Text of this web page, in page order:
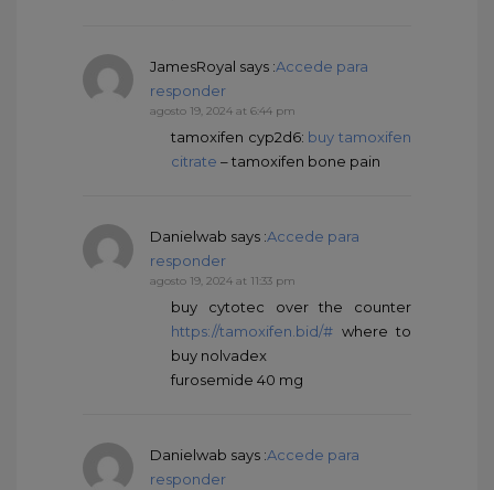
JamesRoyal says :Accede para
responder
agosto 19, 2024 at 6:44 pm
tamoxifen cyp2d6: buy tamoxifen
citrate – tamoxifen bone pain
Danielwab says :Accede para
responder
agosto 19, 2024 at 11:33 pm
buy cytotec over the counter
https://tamoxifen.bid/# where to
buy nolvadex
furosemide 40 mg
Danielwab says :Accede para
responder